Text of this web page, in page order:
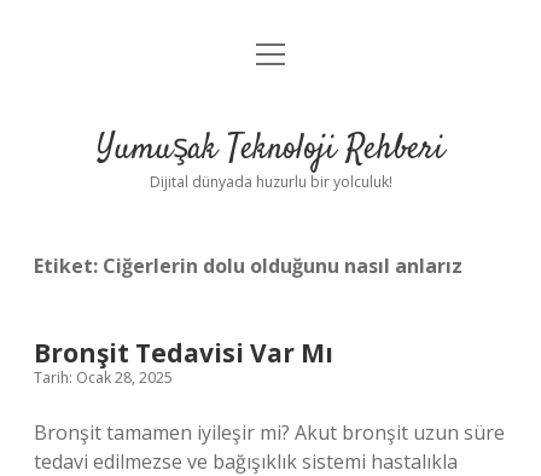
Anasayfa
Yasal Uyarı
menüyü
Yumuşak Teknoloji Rehberi
Dijital dünyada huzurlu bir yolculuk!
Etiket: Ciğerlerin dolu olduğunu nasıl anlarız
Bronşit Tedavisi Var Mı
Tarih: Ocak 28, 2025
Bronşit tamamen iyileşir mi? Akut bronşit uzun süre
tedavi edilmezse ve bağışıklık sistemi hastalıkla